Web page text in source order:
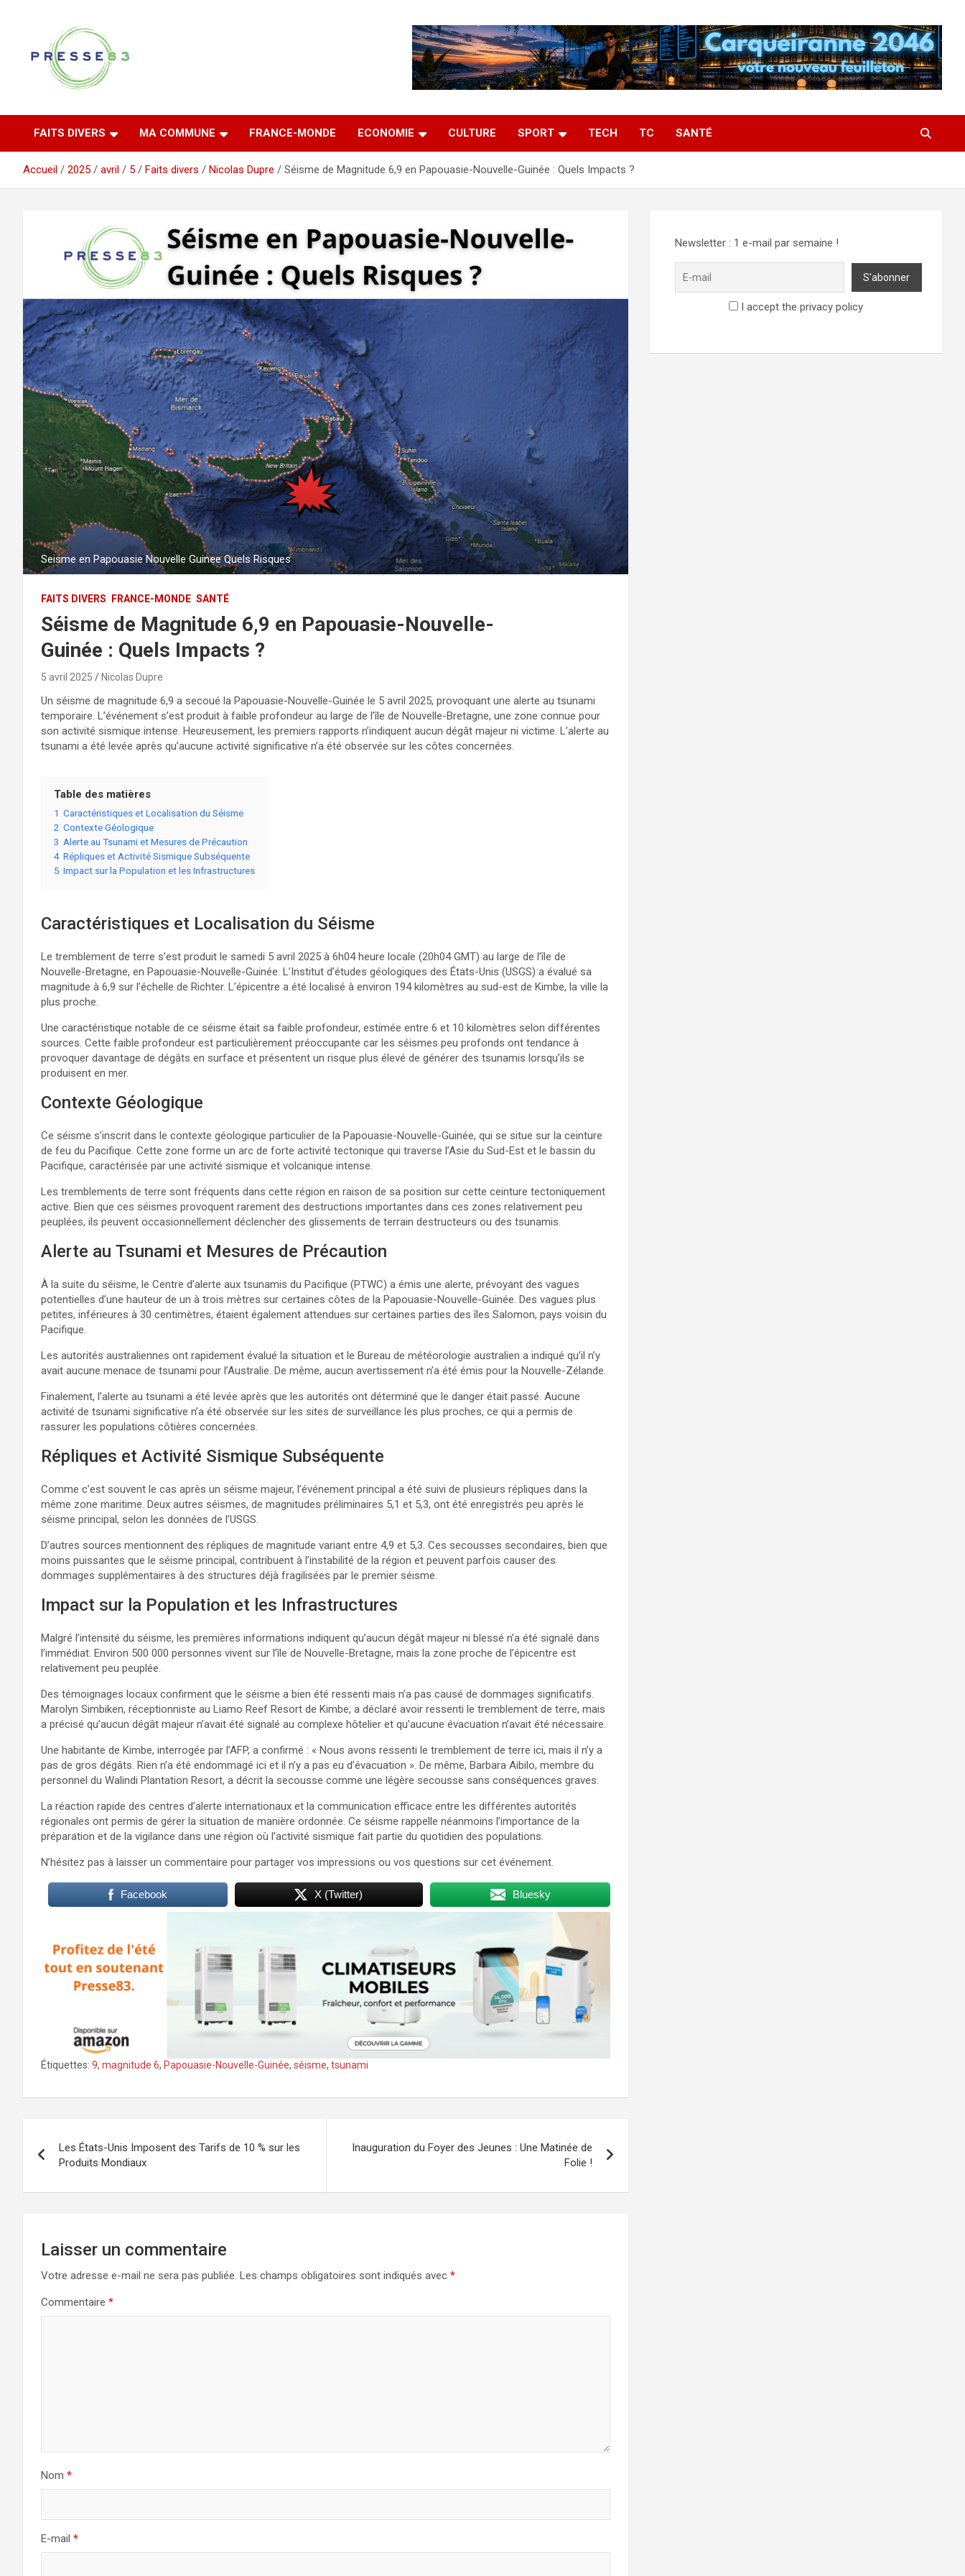
Presse 83
FAITS DIVERS MA COMMUNE FRANCE-MONDE ECONOMIE CULTURE SPORT TECH TC SANTÉ
Accueil 2025 avril 5 Faits divers Nicolas Dupre Séisme de Magnitude 6,9 en Papouasie-Nouvelle-Guinée : Quels Impacts ?
Seisme en Papouasie Nouvelle Guinee Quels Risques
FAITS DIVERS FRANCE-MONDE SANTÉ
Séisme de Magnitude 6,9 en Papouasie-Nouvelle-
Guinée : Quels Impacts ?
5 avril 2025 Nicolas Dupre
Un séisme de magnitude 6,9 a secoué la Papouasie-Nouvelle-Guinée le 5 avril 2025, provoquant une alerte au tsunami
temporaire. L’événement s’est produit à faible profondeur au large de l’île de Nouvelle-Bretagne, une zone connue pour
son activité sismique intense. Heureusement, les premiers rapports n’indiquent aucun dégât majeur ni victime. L’alerte au
tsunami a été levée après qu’aucune activité significative n’a été observée sur les côtes concernées.
Table des matières
1 Caractéristiques et Localisation du Séisme
2 Contexte Géologique
3 Alerte au Tsunami et Mesures de Précaution
4 Répliques et Activité Sismique Subséquente
5 Impact sur la Population et les Infrastructures
Caractéristiques et Localisation du Séisme
Le tremblement de terre s’est produit le samedi 5 avril 2025 à 6h04 heure locale (20h04 GMT) au large de l’île de
Nouvelle-Bretagne, en Papouasie-Nouvelle-Guinée. L’Institut d’études géologiques des États-Unis (USGS) a évalué sa
magnitude à 6,9 sur l’échelle de Richter. L’épicentre a été localisé à environ 194 kilomètres au sud-est de Kimbe, la ville la
plus proche.
Une caractéristique notable de ce séisme était sa faible profondeur, estimée entre 6 et 10 kilomètres selon différentes
sources. Cette faible profondeur est particulièrement préoccupante car les séismes peu profonds ont tendance à
provoquer davantage de dégâts en surface et présentent un risque plus élevé de générer des tsunamis lorsqu’ils se
produisent en mer.
Contexte Géologique
Ce séisme s’inscrit dans le contexte géologique particulier de la Papouasie-Nouvelle-Guinée, qui se situe sur la ceinture
de feu du Pacifique. Cette zone forme un arc de forte activité tectonique qui traverse l’Asie du Sud-Est et le bassin du
Pacifique, caractérisée par une activité sismique et volcanique intense.
Les tremblements de terre sont fréquents dans cette région en raison de sa position sur cette ceinture tectoniquement
active. Bien que ces séismes provoquent rarement des destructions importantes dans ces zones relativement peu
peuplées, ils peuvent occasionnellement déclencher des glissements de terrain destructeurs ou des tsunamis.
Alerte au Tsunami et Mesures de Précaution
À la suite du séisme, le Centre d’alerte aux tsunamis du Pacifique (PTWC) a émis une alerte, prévoyant des vagues
potentielles d’une hauteur de un à trois mètres sur certaines côtes de la Papouasie-Nouvelle-Guinée. Des vagues plus
petites, inférieures à 30 centimètres, étaient également attendues sur certaines parties des îles Salomon, pays voisin du
Pacifique.
Les autorités australiennes ont rapidement évalué la situation et le Bureau de météorologie australien a indiqué qu’il n’y
avait aucune menace de tsunami pour l’Australie. De même, aucun avertissement n’a été émis pour la Nouvelle-Zélande.
Finalement, l’alerte au tsunami a été levée après que les autorités ont déterminé que le danger était passé. Aucune
activité de tsunami significative n’a été observée sur les sites de surveillance les plus proches, ce qui a permis de
rassurer les populations côtières concernées.
Répliques et Activité Sismique Subséquente
Comme c’est souvent le cas après un séisme majeur, l’événement principal a été suivi de plusieurs répliques dans la
même zone maritime. Deux autres séismes, de magnitudes préliminaires 5,1 et 5,3, ont été enregistrés peu après le
séisme principal, selon les données de l’USGS.
D’autres sources mentionnent des répliques de magnitude variant entre 4,9 et 5,3. Ces secousses secondaires, bien que
moins puissantes que le séisme principal, contribuent à l’instabilité de la région et peuvent parfois causer des
dommages supplémentaires à des structures déjà fragilisées par le premier séisme.
Impact sur la Population et les Infrastructures
Malgré l’intensité du séisme, les premières informations indiquent qu’aucun dégât majeur ni blessé n’a été signalé dans
l’immédiat. Environ 500 000 personnes vivent sur l’île de Nouvelle-Bretagne, mais la zone proche de l’épicentre est
relativement peu peuplée.
Des témoignages locaux confirment que le séisme a bien été ressenti mais n’a pas causé de dommages significatifs.
Marolyn Simbiken, réceptionniste au Liamo Reef Resort de Kimbe, a déclaré avoir ressenti le tremblement de terre, mais
a précisé qu’aucun dégât majeur n’avait été signalé au complexe hôtelier et qu’aucune évacuation n’avait été nécessaire.
Une habitante de Kimbe, interrogée par l’AFP, a confirmé : « Nous avons ressenti le tremblement de terre ici, mais il n’y a
pas de gros dégâts. Rien n’a été endommagé ici et il n’y a pas eu d’évacuation ». De même, Barbara Aibilo, membre du
personnel du Walindi Plantation Resort, a décrit la secousse comme une légère secousse sans conséquences graves.
La réaction rapide des centres d’alerte internationaux et la communication efficace entre les différentes autorités
régionales ont permis de gérer la situation de manière ordonnée. Ce séisme rappelle néanmoins l’importance de la
préparation et de la vigilance dans une région où l’activité sismique fait partie du quotidien des populations.
N’hésitez pas à laisser un commentaire pour partager vos impressions ou vos questions sur cet événement.
Facebook X (Twitter) Bluesky
Étiquettes: 9, magnitude 6, Papouasie-Nouvelle-Guinée, séisme, tsunami
de
l’article
Les États-Unis Imposent des Tarifs de 10 % sur les
Produits Mondiaux
Inauguration du Foyer des Jeunes : Une Matinée de
Folie !
Laisser un commentaire
Votre adresse e-mail ne sera pas publiée. Les champs obligatoires sont indiqués avec *
Commentaire *
Nom *
E-mail *
Newsletter : 1 e-mail par semaine !
I accept the privacy policy